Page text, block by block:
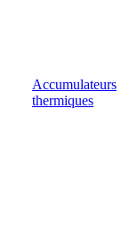
Accumulateurs
thermiques